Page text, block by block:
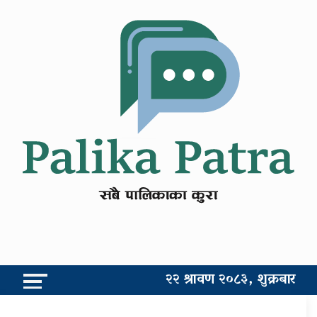
२२ श्रावण २०८३, शुक्रबार